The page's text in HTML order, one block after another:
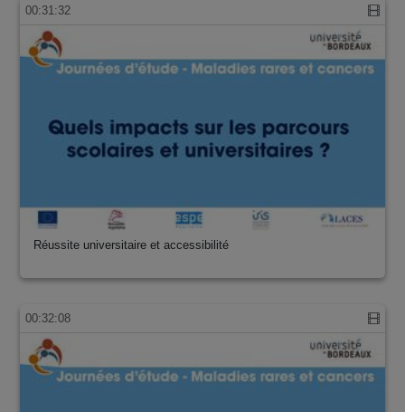
00:31:32
Réussite universitaire et accessibilité
00:32:08